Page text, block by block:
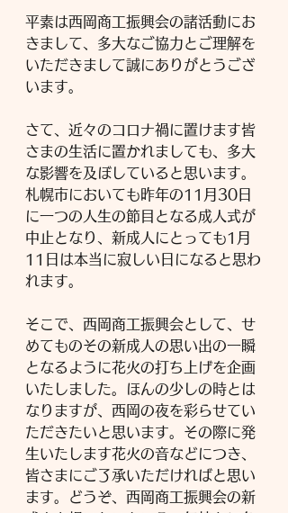
平素は西岡商工振興会の諸活動にお
きまして、多大なご協力とご理解を
いただきまして誠にありがとうござ
います。
さて、近々のコロナ禍に置けます皆
さまの生活に置かれましても、多大
な影響を及ぼしていると思います。
札幌市においても昨年の11月30日
に一つの人生の節目となる成人式が
中止となり、新成人にとっても1月
11日は本当に寂しい日になると思わ
れます。
そこで、西岡商工振興会として、せ
めてものその新成人の思い出の一瞬
となるように花火の打ち上げを企画
いたしました。ほんの少しの時とは
なりますが、西岡の夜を彩らせてい
ただきたいと思います。その際に発
生いたします花火の音などにつき、
皆さまにご了承いただければと思い
ます。どうぞ、西岡商工振興会の新